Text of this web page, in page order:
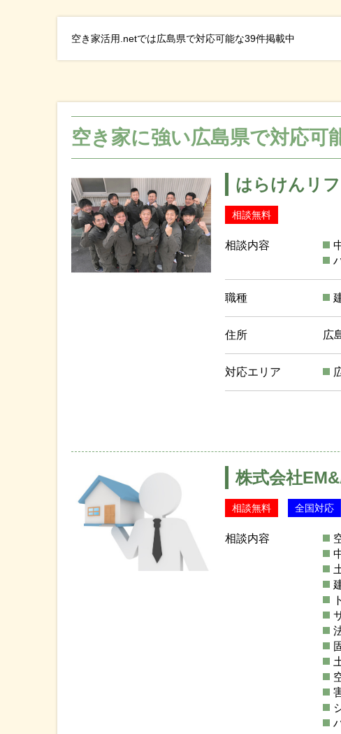
空き家活用.netでは広島県で対応可能な39件掲載中
空き家に強い広島県で対応可
はらけんリ
相談無料
相談内容
職種
住所 広
対応エリア
株式会社
相談無料 全国対応
相談内容